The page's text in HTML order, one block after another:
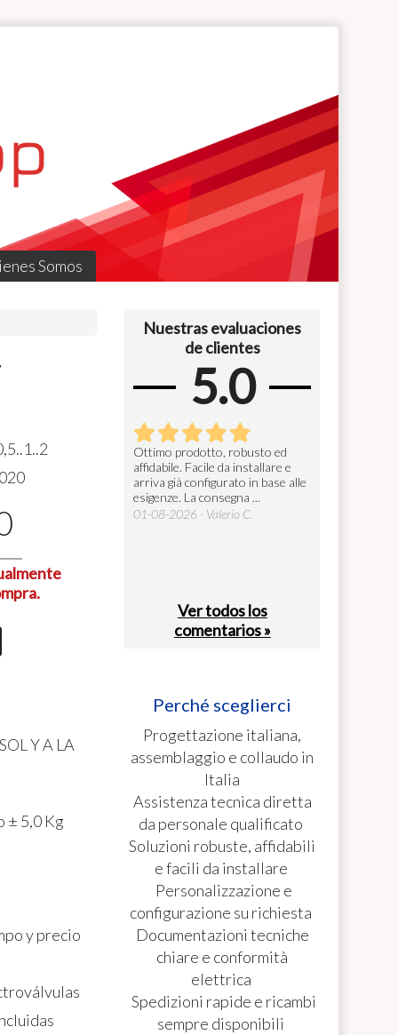
Somos
Y A LA
± 5,0 Kg
y precio
Nuestras evaluaciones
de clientes
5.0
- Alberto B.
Ottimo prodotto, robusto ed
affidabile. Facile da installare e
arriva già configurato in base alle
esigenze. La consegna ...
01-08-2026 - Valerio C.
Ver todos los
comentarios »
Perché sceglierci
Progettazione italiana,
assemblaggio e collaudo in
Italia
Assistenza tecnica diretta
da personale qualificato
Soluzioni robuste, affidabili
e facili da installare
Personalizzazione e
configurazione su richiesta
Documentazioni tecniche
chiare e conformità
elettrica
Spedizioni rapide e ricambi
sempre disponibili